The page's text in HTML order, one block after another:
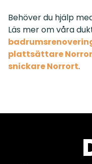
Behöver du hjälp
Läs mer om våra
plattsättare
snickare Norrort.